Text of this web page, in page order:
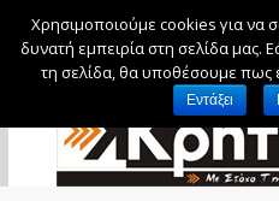
Κυριακή, 9
Χρησιμοποιούμε cookies για να
δυνατή εμπειρία στη σελίδα μας.
τη σελίδα, θα υποθέσουμε πως
Εντάξει